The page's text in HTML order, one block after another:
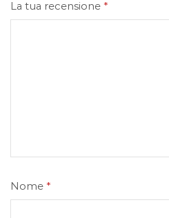
La tua recensione *
Nome *